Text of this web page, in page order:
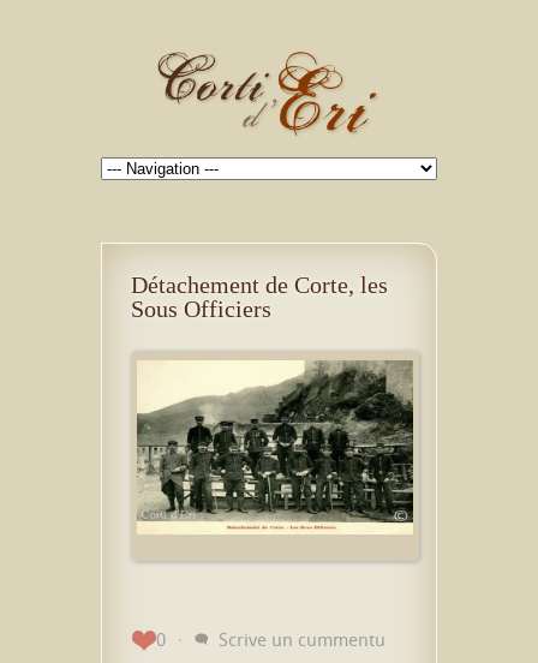
Détachement de Corte, les
Sous Officiers
0 Scrive un cummentu